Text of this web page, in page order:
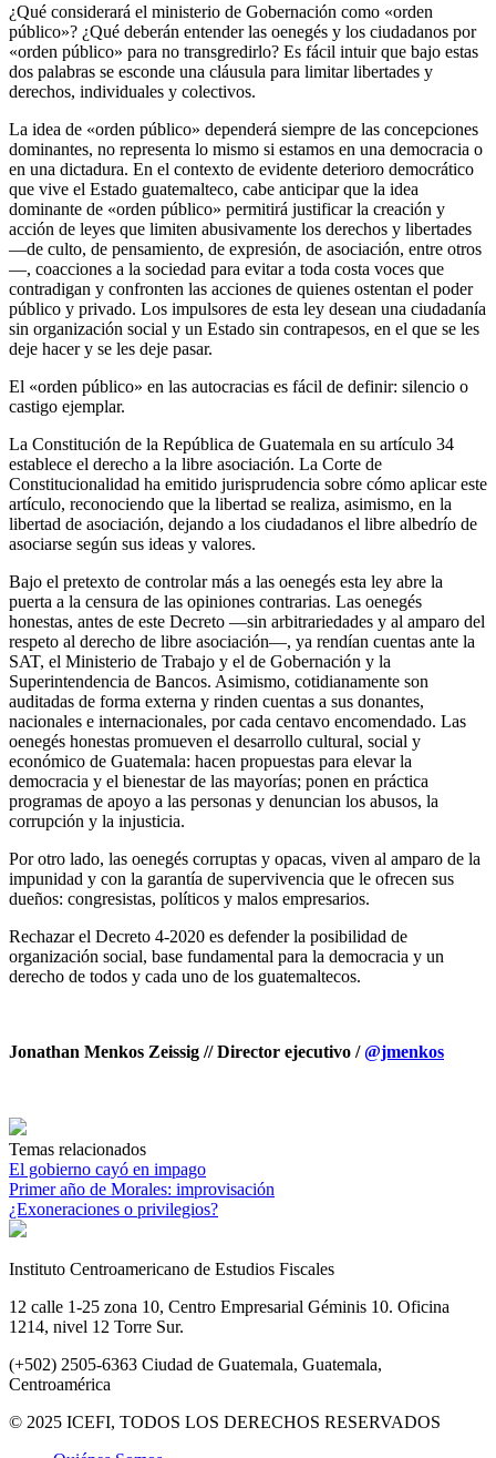
¿Qué considerará el ministerio de Gobernación como «orden
público»? ¿Qué deberán entender las oenegés y los ciudadanos por
«orden público» para no transgredirlo? Es fácil intuir que bajo estas
dos palabras se esconde una cláusula para limitar libertades y
derechos, individuales y colectivos.
La idea de «orden público» dependerá siempre de las concepciones
dominantes, no representa lo mismo si estamos en una democracia o
en una dictadura. En el contexto de evidente deterioro democrático
que vive el Estado guatemalteco, cabe anticipar que la idea
dominante de «orden público» permitirá justificar la creación y
acción de leyes que limiten abusivamente los derechos y libertades
—de culto, de pensamiento, de expresión, de asociación, entre otros
—, coacciones a la sociedad para evitar a toda costa voces que
contradigan y confronten las acciones de quienes ostentan el poder
público y privado. Los impulsores de esta ley desean una ciudadanía
sin organización social y un Estado sin contrapesos, en el que se les
deje hacer y se les deje pasar.
El «orden público» en las autocracias es fácil de definir: silencio o
castigo ejemplar.
La Constitución de la República de Guatemala en su artículo 34
establece el derecho a la libre asociación. La Corte de
Constitucionalidad ha emitido jurisprudencia sobre cómo aplicar este
artículo, reconociendo que la libertad se realiza, asimismo, en la
libertad de asociación, dejando a los ciudadanos el libre albedrío de
asociarse según sus ideas y valores.
Bajo el pretexto de controlar más a las oenegés esta ley abre la
puerta a la censura de las opiniones contrarias. Las oenegés
honestas, antes de este Decreto —sin arbitrariedades y al amparo del
respeto al derecho de libre asociación—, ya rendían cuentas ante la
SAT, el Ministerio de Trabajo y el de Gobernación y la
Superintendencia de Bancos. Asimismo, cotidianamente son
auditadas de forma externa y rinden cuentas a sus donantes,
nacionales e internacionales, por cada centavo encomendado. Las
oenegés honestas promueven el desarrollo cultural, social y
económico de Guatemala: hacen propuestas para elevar la
democracia y el bienestar de las mayorías; ponen en práctica
programas de apoyo a las personas y denuncian los abusos, la
corrupción y la injusticia.
Por otro lado, las oenegés corruptas y opacas, viven al amparo de la
impunidad y con la garantía de supervivencia que le ofrecen sus
dueños: congresistas, políticos y malos empresarios.
Rechazar el Decreto 4-2020 es defender la posibilidad de
organización social, base fundamental para la democracia y un
derecho de todos y cada uno de los guatemaltecos.
Jonathan Menkos Zeissig // Director ejecutivo /@jmenkos
Temas relacionados
El gobierno cayó en impago
Primer año de Morales: improvisación
¿Exoneraciones o privilegios?
Instituto Centroamericano de Estudios Fiscales
12 calle 1-25 zona 10, Centro Empresarial Géminis 10. Oficina
1214, nivel 12 Torre Sur.
(+502) 2505-6363 Ciudad de Guatemala, Guatemala,
Centroamérica
© 2025 ICEFI, TODOS LOS DERECHOS RESERVADOS